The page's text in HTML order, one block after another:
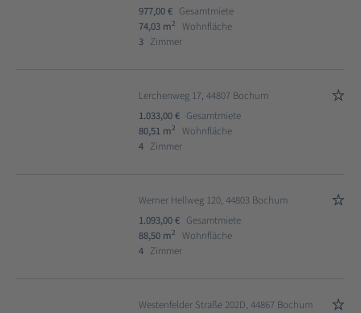
977,00 € Gesamtmiete
74,03 m2
Wohnfläche
3 Zimmer
Lerchenweg 17, 44807 Bochum
1.033,00 € Gesamtmiete
80,51 m2
Wohnfläche
4 Zimmer
Werner Hellweg 120, 44803 Bochum
1.093,00 € Gesamtmiete
88,50 m2
Wohnfläche
4 Zimmer
Westenfelder Straße 202D, 44867 Bochum